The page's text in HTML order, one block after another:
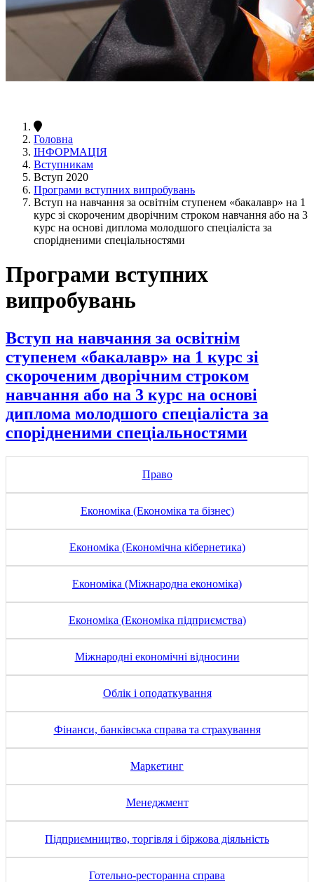
Головна
ІНФОРМАЦІЯ
Вступникам
Вступ 2020
Програми вступних випробувань
Вступ на навчання за освітнім ступенем «бакалавр» на 1
курс зі скороченим дворічним строком навчання або на 3
курс на основі диплома молодшого спеціаліста за
спорідненими спеціальностями
Програми вступних
випробувань
Вступ на навчання за освітнім
ступенем «бакалавр» на 1 курс зі
скороченим дворічним строком
навчання або на 3 курс на основі
диплома молодшого спеціаліста за
спорідненими спеціальностями
Право
Економіка (Економіка та бізнес)
Економіка (Економічна кібернетика)
Економіка (Міжнародна економіка)
Економіка (Економіка підприємства)
Міжнародні економічні відносини
Облік і оподаткування
Фінанси, банківська справа та страхування
Маркетинг
Менеджмент
Підприємництво, торгівля і біржова діяльність
Готельно-ресторанна справа